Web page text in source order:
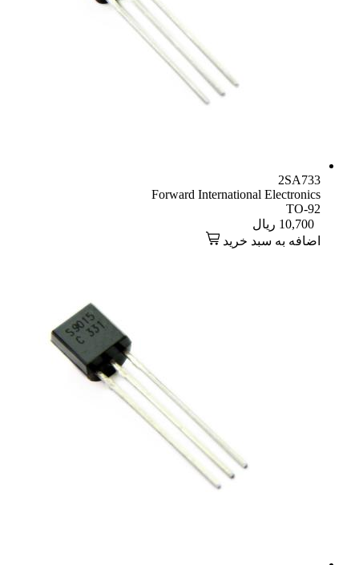
2SA733
Forward International Electronics
TO-92
10,700 ریال
اضافه به سبد خرید